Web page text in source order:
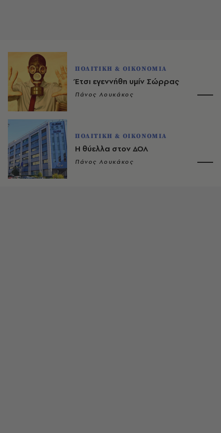
ΠΟΛΙΤΙΚΗ & ΟΙΚΟΝΟΜΙΑ
Έτσι εγεννήθη υμίν Σώρρας
Πάνος Λουκάκος
ΠΟΛΙΤΙΚΗ & ΟΙΚΟΝΟΜΙΑ
Η θύελλα στον ΔΟΛ
Πάνος Λουκάκος